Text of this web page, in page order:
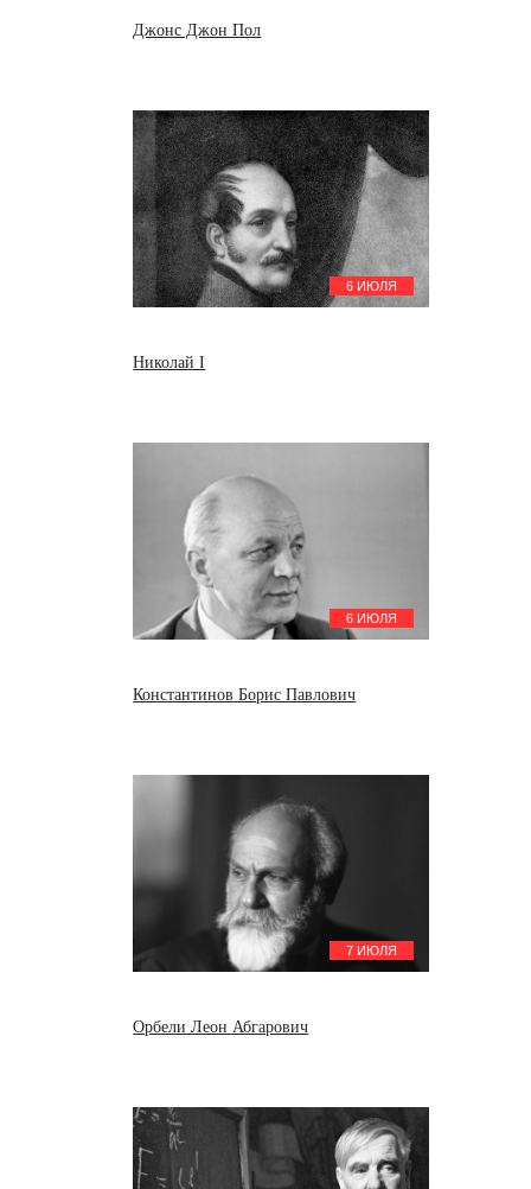
Джонс Джон Пол
6 ИЮЛЯ
Николай I
6 ИЮЛЯ
Константинов Борис Павлович
7 ИЮЛЯ
Орбели Леон Абгарович